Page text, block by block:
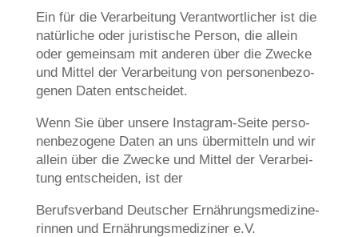
Ein für die Ver­ar­bei­tung Ver­ant­wort­li­cher ist die
natür­li­che oder juri­sti­sche Per­son, die allein
oder gemein­sam mit ande­ren über die Zwecke
und Mit­tel der Ver­ar­bei­tung von per­so­nen­be­zo­
ge­nen Daten entscheidet.
Wenn Sie über unse­re Insta­gram-Sei­te per­so­
nen­be­zo­ge­ne Daten an uns über­mit­teln und wir
allein über die Zwecke und Mit­tel der Ver­ar­bei­
tung ent­schei­den, ist der
Berufs­ver­band Deut­scher Ernäh­rungs­me­di­zi­ne­
rin­nen und Ernäh­rungs­me­di­zi­ner e.V.